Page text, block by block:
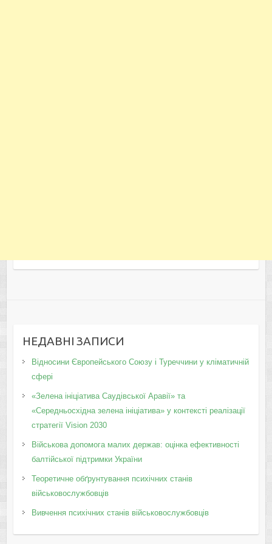
НЕДАВНІ ЗАПИСИ
Відносини Європейського Союзу і Туреччини у кліматичній
сфері
«Зелена ініціатива Саудівської Аравії» та
«Середньосхідна зелена ініціатива» у контексті реалізації
стратегії Vision 2030
Військова допомога малих держав: оцінка ефективності
балтійської підтримки України
Теоретичне обґрунтування психічних станів
військовослужбовців
Вивчення психічних станів військовослужбовців